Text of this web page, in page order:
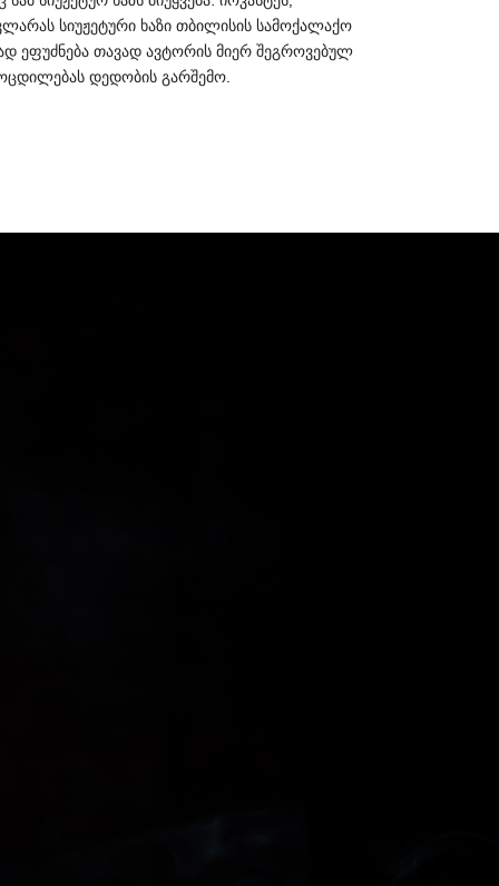
სიუჟეტური ხაზი თბილისის სამოქალაქო
ეფუძნება თავად ავტორის მიერ შეგროვებულ
დედობის გარშემო